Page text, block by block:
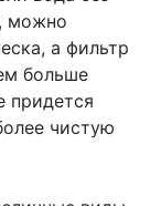
можно
а фильтр
больше
придется
чистую